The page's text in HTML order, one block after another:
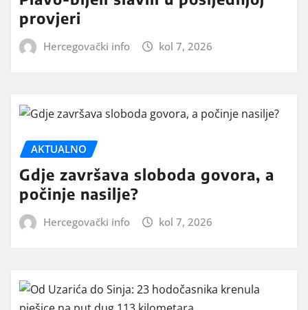
provjeri
Hercegovački info kol 7, 2026
AKTUALNO
Gdje završava sloboda govora, a
počinje nasilje?
Hercegovački info kol 7, 2026